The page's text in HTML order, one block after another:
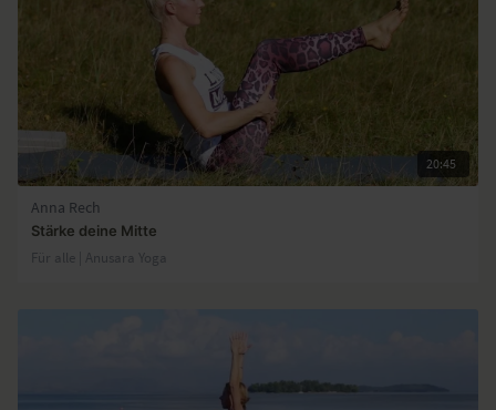
20:45
Anna Rech
Stärke deine Mitte
Für alle | Anusara Yoga